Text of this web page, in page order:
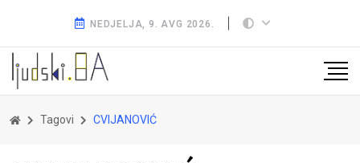
NEDJELJA, 9. AVG 2026.
Tagovi CVIJANOVIĆ